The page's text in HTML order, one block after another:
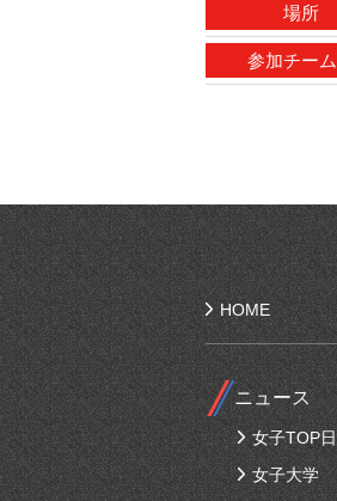
場所
参加チー
HOME
ニュース
女子TOP
女子大学